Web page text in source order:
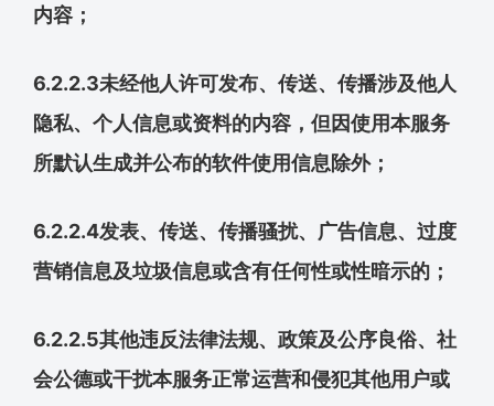
内容；
6.2.2.3未经他人许可发布、传送、传播涉及他人
隐私、个人信息或资料的内容，但因使用本服务
所默认生成并公布的软件使用信息除外；
6.2.2.4发表、传送、传播骚扰、广告信息、过度
营销信息及垃圾信息或含有任何性或性暗示的；
6.2.2.5其他违反法律法规、政策及公序良俗、社
会公德或干扰本服务正常运营和侵犯其他用户或